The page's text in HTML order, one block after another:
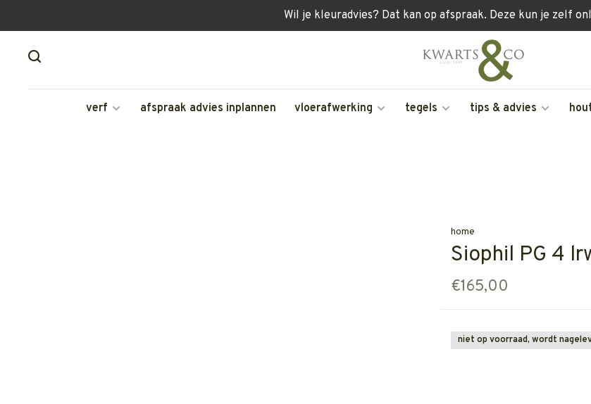
Wil je kleuradvies? Dat kan op afspraak. Deze kun je zelf
verf afspraak advies inplannen vloerafwerking tegels tips & advies
home
Siophil PG 4
€165,00
niet op voorraad, wordt